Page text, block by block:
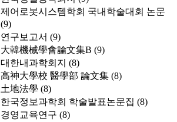
제어로봇시스템학회 국내학술대회 논문
(9)
연구보고서 (9)
大韓機械學會論文集B (9)
대한내과학회지 (8)
高神大學校 醫學部 論文集 (8)
土地法學 (8)
한국정보과학회 학술발표논문집 (8)
경영교육연구 (8)